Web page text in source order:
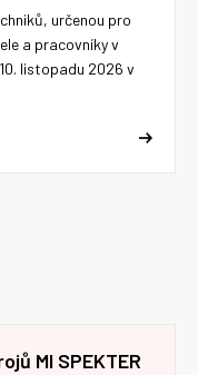
určenou pro
a pracovníky v
listopadu 2026 v
MI SPEKTER